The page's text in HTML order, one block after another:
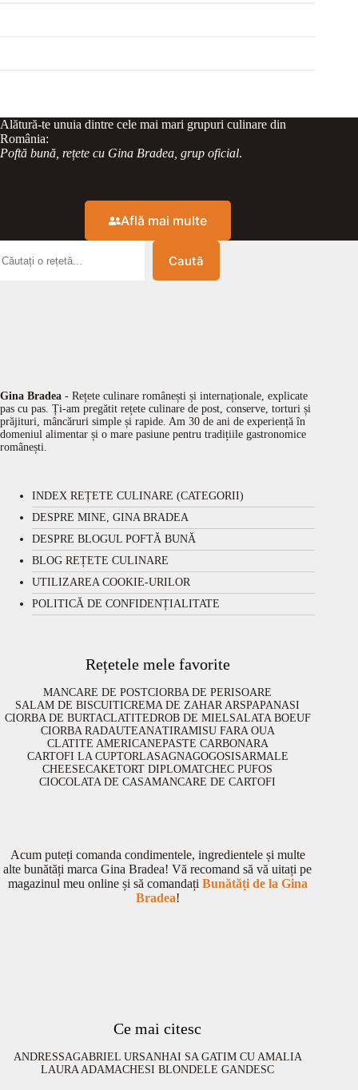
Alătură-te unuia dintre cele mai mari grupuri culinare din
România:
Poftă bună, rețete cu Gina Bradea, grup oficial.
Află mai multe
Caută
Gina Bradea - Rețete culinare românești și internaționale, explicate
pas cu pas. Ți-am pregătit rețete culinare de post, conserve, torturi și
prăjituri, mâncăruri simple și rapide. Am 30 de ani de experiență în
domeniul alimentar și o mare pasiune pentru tradițiile gastronomice
românești.
INDEX REȚETE CULINARE (CATEGORII)
DESPRE MINE, GINA BRADEA
DESPRE BLOGUL POFTĂ BUNĂ
BLOG REȚETE CULINARE
UTILIZAREA COOKIE-URILOR
POLITICĂ DE CONFIDENȚIALITATE
Rețetele mele favorite
MANCARE DE POSTCIORBA DE PERISOARE
SALAM DE BISCUITICREMA DE ZAHAR ARSPAPANASI
CIORBA DE BURTACLATITEDROB DE MIELSALATA BOEUF
CIORBA RADAUTEANATIRAMISU FARA OUA
CLATITE AMERICANEPASTE CARBONARA
CARTOFI LA CUPTORLASAGNAGOGOSISARMALE
CHEESECAKETORT DIPLOMATCHEC PUFOS
CIOCOLATA DE CASAMANCARE DE CARTOFI
Acum puteți comanda condimentele, ingredientele și multe
alte bunătăți marca Gina Bradea! Vă recomand să vă uitați pe
magazinul meu online și să comandați Bunătăți de la Gina
Bradea!
Ce mai citesc
ANDRESSAGABRIEL URSANHAI SA GATIM CU AMALIA
LAURA ADAMACHESI BLONDELE GANDESC